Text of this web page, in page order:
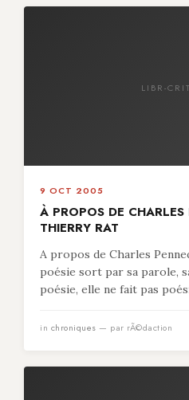
LIBR-
9 OCT 2005
À PROPOS DE CHARLES
THIERRY RAT
A propos de Charles
poésie sort par sa parole,
poésie, elle ne fait pas
in chroniques — par rÃ©daction